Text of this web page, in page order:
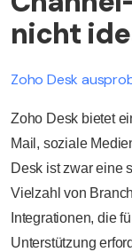
nicht
Zoho Desk
Zoho Desk bietet
Mail, soziale
Desk ist zwar eine
Vielzahl von
Integrationen, die
Unterstützung